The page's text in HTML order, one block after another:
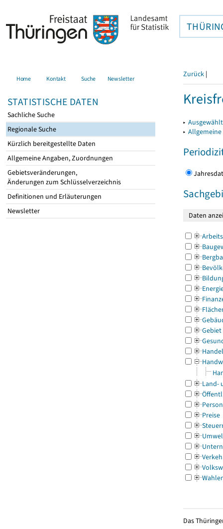
Home Kontakt Suche Newsletter
STATISTISCHE DATEN
Sachliche Suche
Regionale Suche
Kürzlich bereitgestellte Daten
Allgemeine Angaben, Zuordnungen
Gebietsveränderungen,
Änderungen zum Schlüsselverzeichnis
Definitionen und Erläuterungen
Newsletter
Zurück |
▸
▸
Gebiet
Land-
Preise
Das